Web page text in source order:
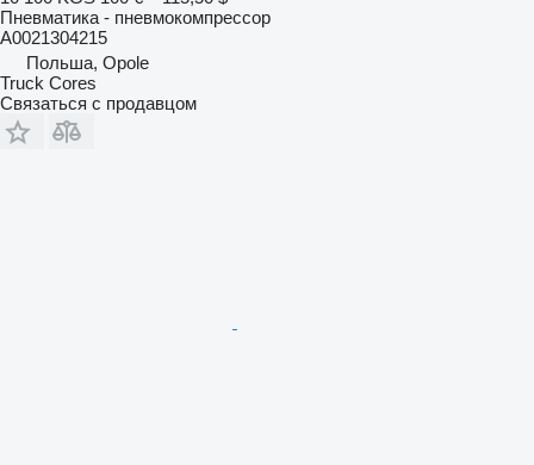
Пневматика - пневмокомпрессор
A0021304215
Польша, Opole
Truck Cores
Связаться с продавцом